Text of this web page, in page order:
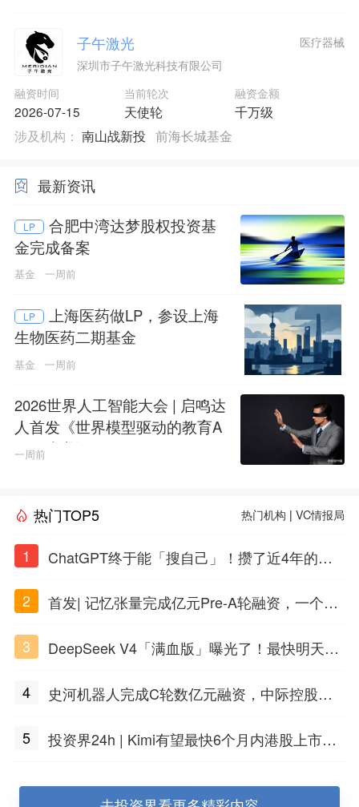
子午激光
深圳市子午激光科技有限公司
融资时间
2026-07-15
当前轮次
天使轮
融资金额
千万级
医疗器械
涉及机构： 南山战新投 前海长城基金
最新资讯
LP
合肥中湾达梦股权投资基
金完成备案
基金 一周前
LP
上海医药做LP，参设上海
生物医药二期基金
基金 一周前
2026世界人工智能大会 | 启鸣达
人首发《世界模型驱动的教育A
GI白皮书》
一周前
热门TOP5 热门机构 |VC情报局
1
ChatGPT终于能「搜自己」！攒了近4年的对
2
首发| 记忆张量完成亿元Pre-A轮融资，一个上
3
DeepSeek V4「满血版」曝光了！最快明天发
4
史河机器人完成C轮数亿元融资，中际控股领
5
投资界24h | Kimi有望最快6个月内港股上市；